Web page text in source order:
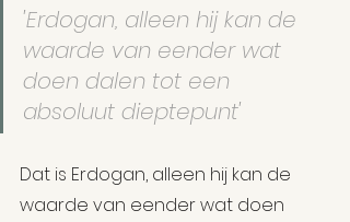
'Erdogan, alleen hij kan de
waarde van eender wat
doen dalen tot een
absoluut dieptepunt'
Dat is Erdogan, alleen hij kan de
waarde van eender wat doen